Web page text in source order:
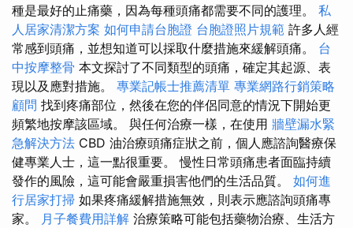
種是最好的止痛藥，因為每種頭痛都需要不同的護理。 私
人居家清潔方案 如何申請台胞證 台胞證照片規範 許多人經
常感到頭痛，並想知道可以採取什麼措施來緩解頭痛。 台
中按摩整骨 本文探討了不同類型的頭痛，確定其起源、表
現以及應對措施。 專業記帳士推薦清單 專業網路行銷策略
顧問 找到疼痛部位，然後在您的伴侶同意的情況下開始更
頻繁地按摩該區域。 與任何治療一樣，在使用 牆壁漏水緊
急解決方法 CBD 油治療頭痛症狀之前，個人應諮詢醫療保
健專業人士，這一點很重要。 慢性日常頭痛患者面臨持續
發作的風險，這可能會嚴重損害他們的生活品質。 如何進
行居家打掃 如果疼痛緩解措施無效，則表示應諮詢頭痛專
家。 月子餐費用詳解 治療策略可能包括藥物治療、生活方